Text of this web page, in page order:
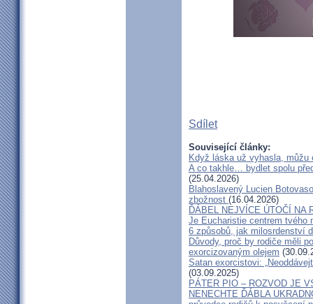
Sdílet
Související články:
Když láska už vyhasla, můžu
A co takhle… bydlet spolu
(25.04.2026)
Blahoslavený Lucien
zbožnost (16.04.2026)
ĎÁBEL NEJVÍCE ÚTOČÍ NA
Je Eucharistie centrem tvého
6 způsobů, jak milosrdenství
Důvody, proč by rodiče měli
exorcizovaným olejem
Satan exorcistovi:
(03.09.2025)
PÁTER PIO – ROZVOD JE
NENECHTE ĎÁBLA